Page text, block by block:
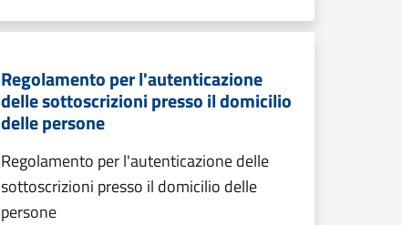
Regolamento per l'autenticazione
delle sottoscrizioni presso il domicilio
delle persone
Regolamento per l'autenticazione delle
sottoscrizioni presso il domicilio delle
persone